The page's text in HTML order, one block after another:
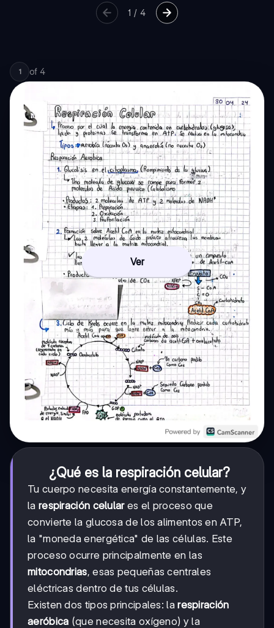
1 /4
1 of 4
Ver
¿Qué es la respiración celular?
Tu cuerpo necesita energía constantemente, y
la respiración celulares el proceso que
convierte la glucosa de los alimentos en ATP,
la "moneda energética" de las células. Este
proceso ocurre principalmente en las
mitocondrias, esas pequeñas centrales
eléctricas dentro de tus células.
Existen dos tipos principales: larespiración
aeróbica (que necesita oxígeno) y la